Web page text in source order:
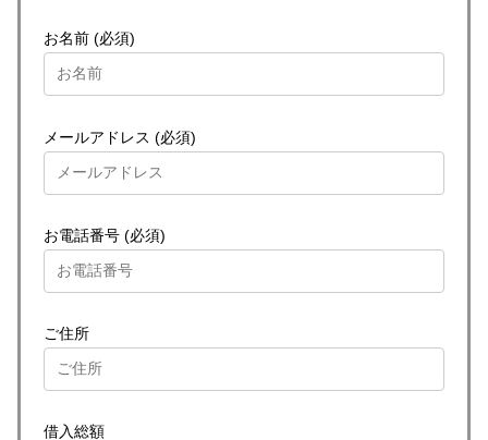
お名前 (必須)
メールアドレス (必須)
お電話番号 (必須)
ご住所
借入総額